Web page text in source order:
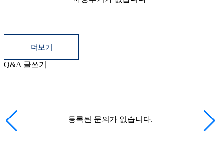
더보기
Q&A 글쓰기
등록된 문의가 없습니다.